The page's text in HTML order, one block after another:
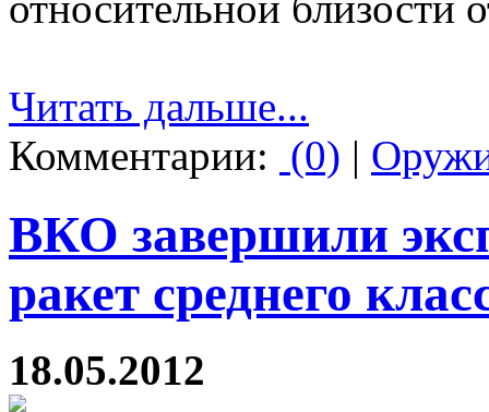
Читать дальше...
Комментарии: (0) |
ВКО завершили
ракет среднего
18.05.2012